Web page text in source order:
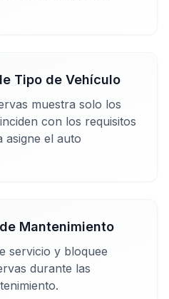
Tipo de Vehículo
muestra solo los
con los requisitos
asigne el auto
Mantenimiento
servicio y bloquee
durante las